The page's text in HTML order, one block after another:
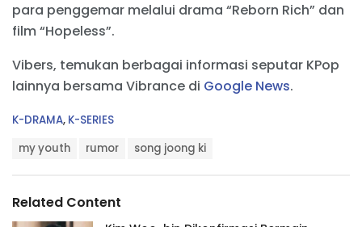
para penggemar melalui drama “Reborn Rich” dan
film “Hopeless”.
Vibers, temukan berbagai informasi seputar KPop
lainnya bersama Vibrance di Google News.
C
r
i
K-DRAMA, K-SERIES
:
my youth rumor song joong ki
Related Content